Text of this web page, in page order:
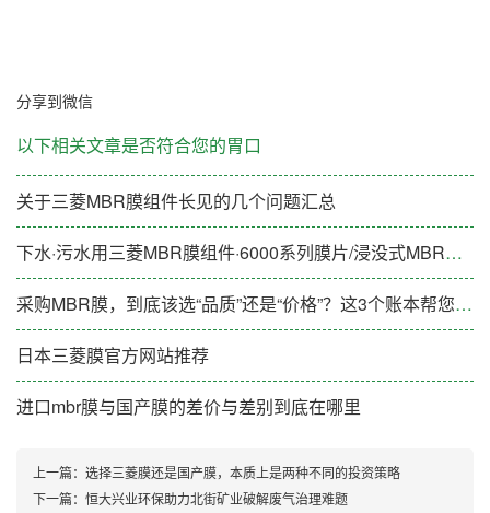
分享到微信
以下相关文章是否符合您的胃口
关于三菱MBR膜组件长见的几个问题汇总
下水·污水用三菱MBR膜组件·6000系列膜片/浸没式MBR膜片
采购MBR膜，到底该选“品质”还是“价格”？这3个账本帮您算清楚
日本三菱膜官方网站推荐
进口mbr膜与国产膜的差价与差别到底在哪里
上一篇： 选择三菱膜还是国产膜，本质上是两种不同的投资策略
下一篇： 恒大兴业环保助力北街矿业破解废气治理难题